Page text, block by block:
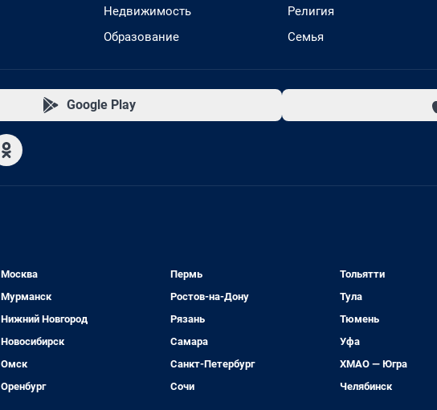
Недвижимость
Образование
Религия
Семья
Google Play
Москва
Мурманск
Нижний Новгород
Новосибирск
Омск
Оренбург
Пермь
Ростов-на-Дону
Рязань
Самара
Санкт-Петербург
Сочи
Тольятти
Тула
Тюмень
Уфа
ХМАО — Югра
Челябинск